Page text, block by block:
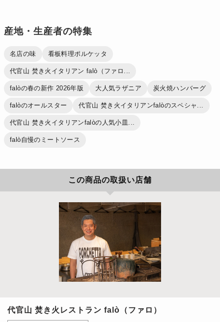
産地・生産者の特集
名店の味 看板料理ポルケッタ
代官山 焚き火イタリアン falò（ファロ...
falòの春の新作 2026年版 大人気ラザニア 炭火焼ハンバーグ
falòのオールスター 代官山 焚き火イタリアンfalòのスペシャ...
代官山 焚き火イタリアンfalòの人気小皿...
falò自慢のミートソース
この商品の取扱い店舗
代官山 焚き火レストラン falò（ファロ）